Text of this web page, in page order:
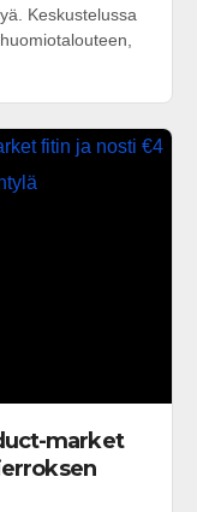
Keskustelussa
market